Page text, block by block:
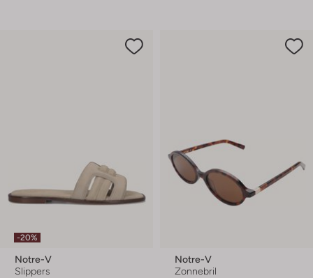
-20%
Notre-V
Slippers
Notre-V
Zonnebril